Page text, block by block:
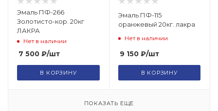
Эмаль ПФ-266
Золотисто-кор. 20кг
ЛАКРА
Нет в наличии
7 500 ₽/шт
В КОРЗИНУ
Эмаль ПФ-115
оранжевый 20кг. лакра
Нет в наличии
9 150₽/шт
В КОРЗИНУ
ПОКАЗАТЬ ЕЩЕ